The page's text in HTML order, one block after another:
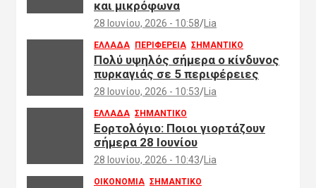
και μικρόφωνα
28 Ιουνίου, 2026 - 10:58 Lia
ΕΛΛΑΔΑ ΠΕΡΙΦΕΡΕΙΑ ΣΗΜΑΝΤΙΚΟ
Πολύ υψηλός σήμερα ο κίνδυνος
πυρκαγιάς σε 5 περιφέρειες
28 Ιουνίου, 2026 - 10:53 Lia
ΕΛΛΑΔΑ ΣΗΜΑΝΤΙΚΟ
Εορτολόγιο: Ποιοι γιορτάζουν
σήμερα 28 Ιουνίου
28 Ιουνίου, 2026 - 10:43 Lia
ΟΙΚΟΝΟΜΙΑ ΣΗΜΑΝΤΙΚΟ